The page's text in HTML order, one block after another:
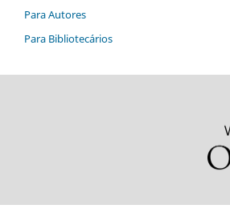
Para Autores
Para Bibliotecários